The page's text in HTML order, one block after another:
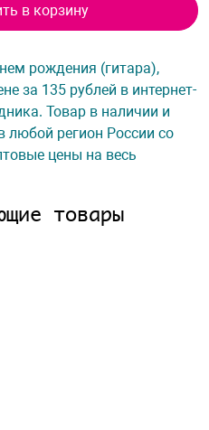
в корзину
рождения (гитара),
за 135 рублей в интернет-
Товар в наличии и
любой регион России со
цены на весь
товары